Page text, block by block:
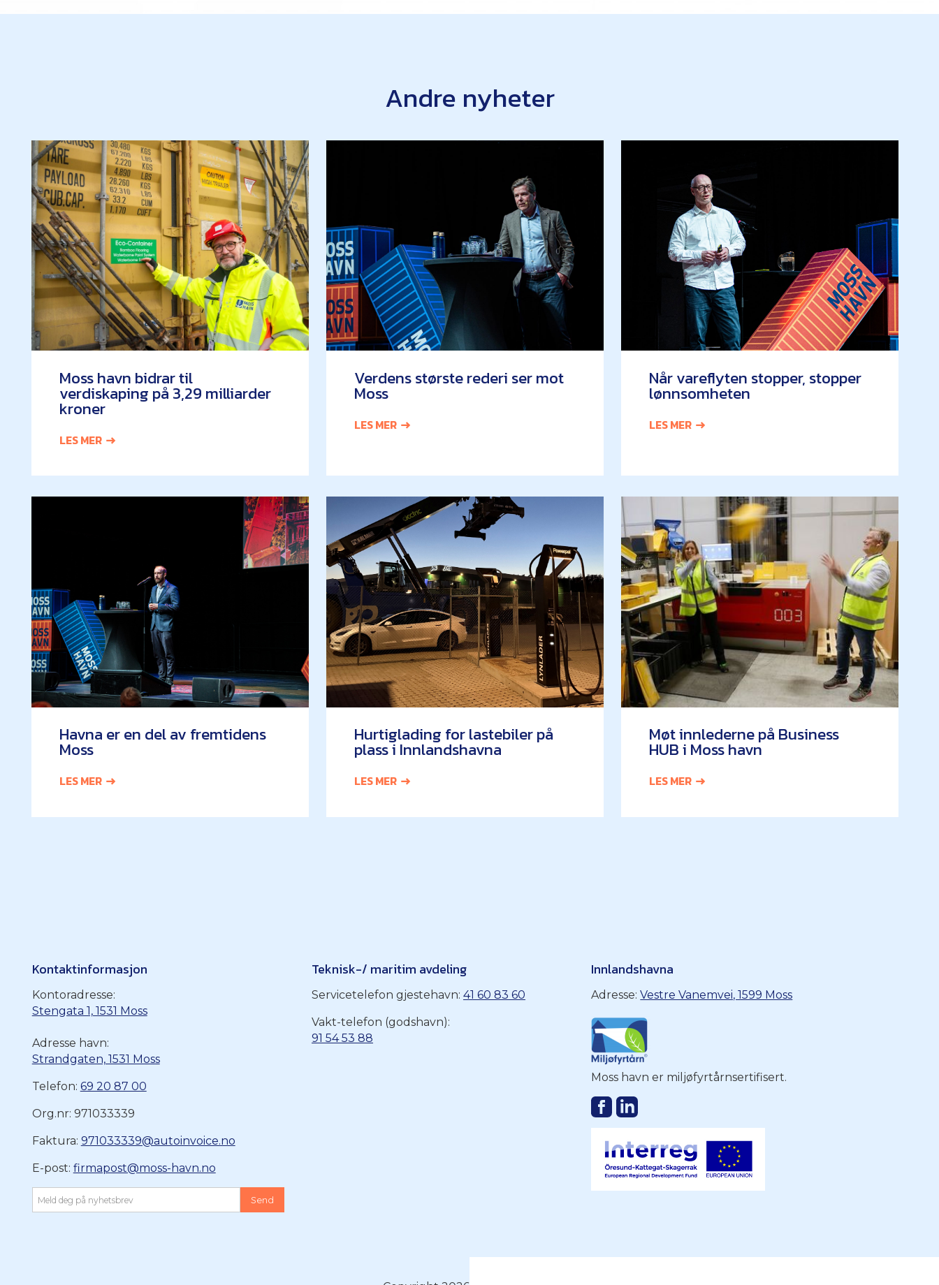
Andre nyheter
Moss havn bidrar til
verdiskaping på 3,29 milliarder
kroner
LES MER
Verdens største rederi ser mot
Moss
LES MER
Når vareflyten stopper, stopper
lønnsomheten
LES MER
Havna er en del av fremtidens
Moss
LES MER
Hurtiglading for lastebiler på
plass i Innlandshavna
LES MER
Møt innlederne på Business
HUB i Moss havn
LES MER
Kontaktinformasjon
Kontoradresse:
Stengata 1, 1531 Moss
Adresse havn:
Strandgaten, 1531 Moss
Telefon: 69 20 87 00
Org.nr: 971033339
Faktura: 971033339@autoinvoice.no
E-post: firmapost@moss-havn.no
Teknisk-/ maritim avdeling
Servicetelefon gjestehavn:41 60 83 60
Vakt-telefon (godshavn):
91 54 53 88
Innlandshavna
Adresse:Vestre Vanemvei, 1599 Moss
Moss havn er miljøfyrtårnsertifisert.